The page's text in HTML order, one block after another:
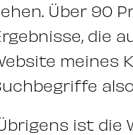
Über 90
die
meines
ist die